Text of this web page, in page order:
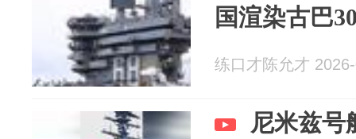
国渲染古巴
练口才陈允才
尼米兹号